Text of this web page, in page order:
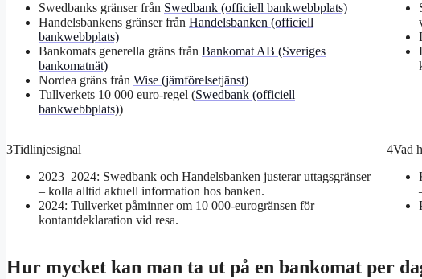
Swedbanks gränser från Swedbank (officiell bankwebbplats)
Handelsbankens gränser från Handelsbanken (officiell
bankwebbplats)
Bankomats generella gräns från Bankomat AB (Sveriges
bankomatnät)
Nordea gräns från Wise (jämförelsetjänst)
Tullverkets 10 000 euro-regel (Swedbank (officiell
bankwebbplats))
3Tidlinjesignal
2023–2024: Swedbank och Handelsbanken justerar uttagsgränser
– kolla alltid aktuell information hos banken.
2024: Tullverket påminner om 10 000-eurogränsen för
kontantdeklaration vid resa.
4Vad
Hur mycket kan man ta ut på en bankomat per